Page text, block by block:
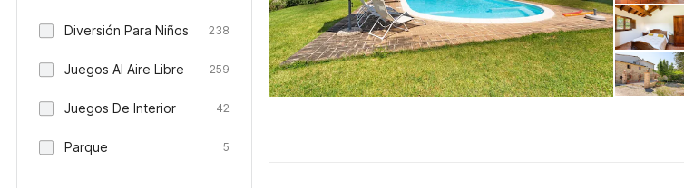
Diversión Para Niños 238
Juegos Al Aire Libre 259
Juegos De Interior 42
Parque 5